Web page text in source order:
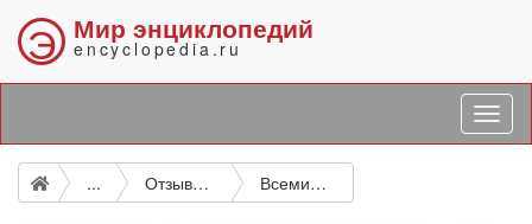
Э Мир энциклопедий
encyclopedia.ru
... Отзывы об энциклопедиях Всемирная история XVII—XXI веков